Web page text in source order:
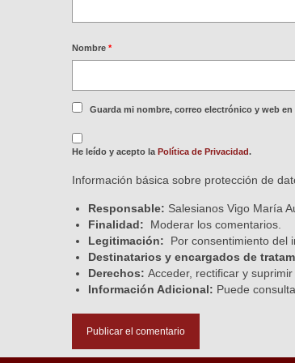
Nombre *
Guarda mi nombre, correo electrónico y web
He leído y acepto la Política de Privacidad.
Información básica sobre protección de
Responsable: Salesianos Vigo María
Finalidad: Moderar los comentarios.
Legitimación: Por consentimiento del
Destinatarios y encargados de
Derechos: Acceder, rectificar y suprimir
Información Adicional: Puede